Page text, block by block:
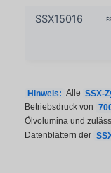
SSX15016
Hinweis: Alle SSX-
Betriebsdruck von
Ölvolumina und
Datenblättern der